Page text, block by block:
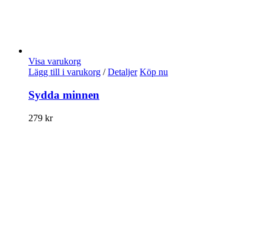
Visa varukorg
Lägg till i varukorg / Detaljer Köp nu
Sydda minnen
279 kr